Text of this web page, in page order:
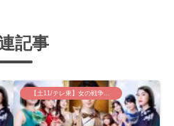
記事
【土11/テレ東】女の戦争~バチェラー殺人事件